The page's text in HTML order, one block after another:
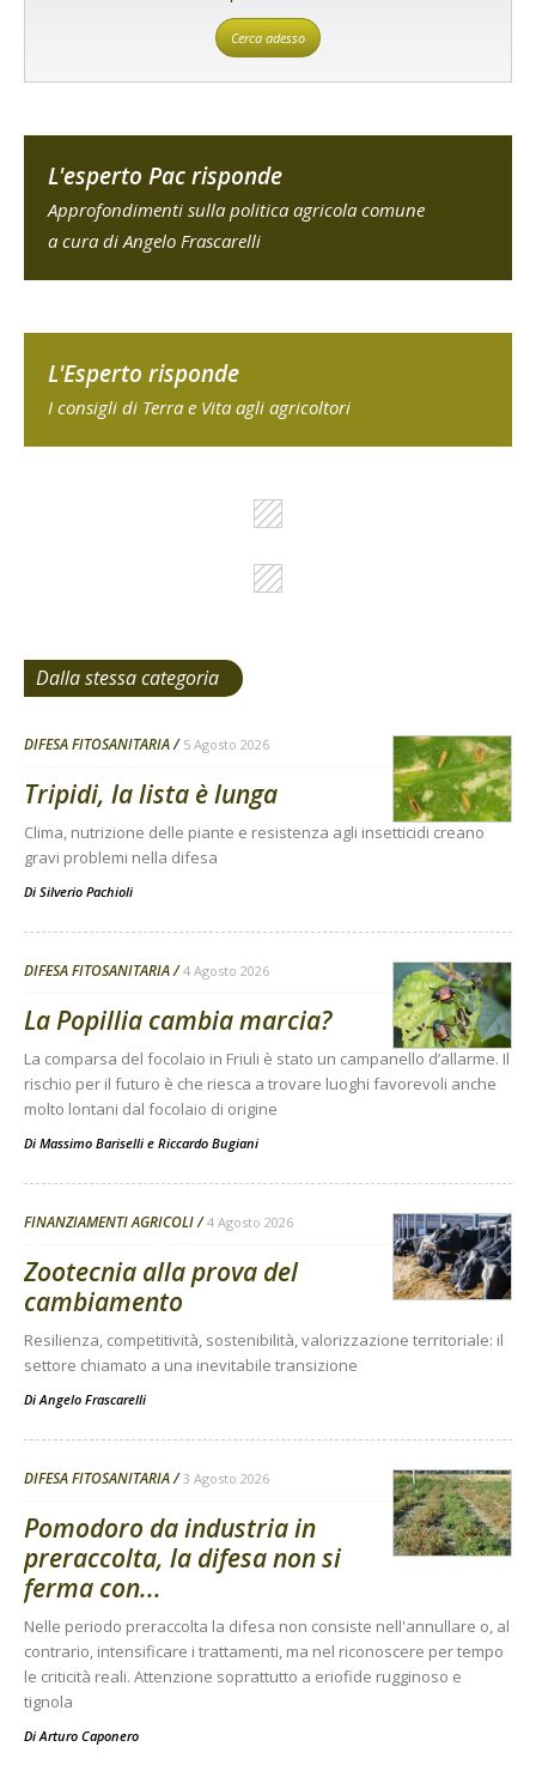
Cerca adesso
L'esperto Pac risponde
Approfondimenti sulla politica agricola comune
a cura di Angelo Frascarelli
L'Esperto risponde
I consigli di Terra e Vita agli agricoltori
Dalla stessa categoria
DIFESA FITOSANITARIA 5 Agosto 2026
Tripidi, la lista è lunga
Clima, nutrizione delle piante e resistenza agli insetticidi creano
gravi problemi nella difesa
Di Silverio Pachioli
DIFESA FITOSANITARIA 4 Agosto 2026
La Popillia cambia marcia?
La comparsa del focolaio in Friuli è stato un campanello d’allarme. Il
rischio per il futuro è che riesca a trovare luoghi favorevoli anche
molto lontani dal focolaio di origine
Di Massimo Bariselli e Riccardo Bugiani
FINANZIAMENTI AGRICOLI 4 Agosto 2026
Zootecnia alla prova del
cambiamento
Resilienza, competitività, sostenibilità, valorizzazione territoriale: il
settore chiamato a una inevitabile transizione
DiAngelo Frascarelli
DIFESA FITOSANITARIA 3 Agosto 2026
Pomodoro da industria in
preraccolta, la difesa non si
ferma con...
Nelle periodo preraccolta la difesa non consiste nell'annullare o, al
contrario, intensificare i trattamenti, ma nel riconoscere per tempo
le criticità reali. Attenzione soprattutto a eriofide rugginoso e
tignola
DiArturo Caponero